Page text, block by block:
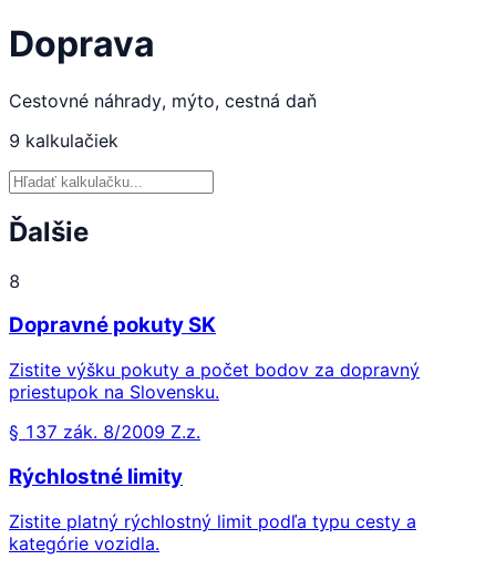
Doprava
Cestovné náhrady, mýto, cestná daň
9 kalkulačiek
Ďalšie
8
Dopravné pokuty SK
Zistite výšku pokuty a počet bodov za dopravný
priestupok na Slovensku.
§ 137 zák. 8/2009 Z.z.
Rýchlostné limity
Zistite platný rýchlostný limit podľa typu cesty a
kategórie vozidla.